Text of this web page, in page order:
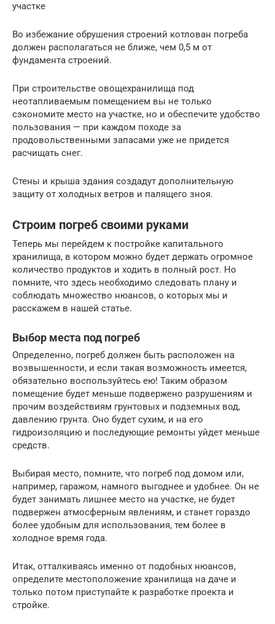
участке
Во избежание обрушения строений котлован погреба
должен располагаться не ближе, чем 0,5 м от
фундамента строений.
При строительстве овощехранилища под
неотапливаемым помещением вы не только
сэкономите место на участке, но и обеспечите удобство
пользования — при каждом походе за
продовольственными запасами уже не придется
расчищать снег.
Стены и крыша здания создадут дополнительную
защиту от холодных ветров и палящего зноя.
Строим погреб своими руками
Теперь мы перейдем к постройке капитального
хранилища, в котором можно будет держать огромное
количество продуктов и ходить в полный рост. Но
помните, что здесь необходимо следовать плану и
соблюдать множество нюансов, о которых мы и
расскажем в нашей статье.
Выбор места под погреб
Определенно, погреб должен быть расположен на
возвышенности, и если такая возможность имеется,
обязательно воспользуйтесь ею! Таким образом
помещение будет меньше подвержено разрушениям и
прочим воздействиям грунтовых и подземных вод,
давлению грунта. Оно будет сухим, и на его
гидроизоляцию и последующие ремонты уйдет меньше
средств.
Выбирая место, помните, что погреб под домом или,
например, гаражом, намного выгоднее и удобнее. Он не
будет занимать лишнее место на участке, не будет
подвержен атмосферным явлениям, и станет гораздо
более удобным для использования, тем более в
холодное время года.
Итак, отталкиваясь именно от подобных нюансов,
определите местоположение хранилища на даче и
только потом приступайте к разработке проекта и
стройке.